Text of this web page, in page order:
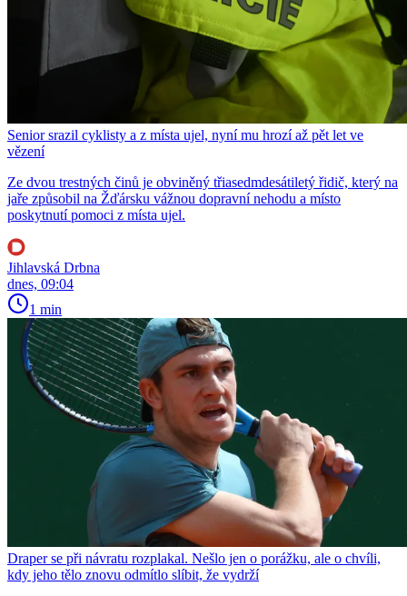
Senior srazil cyklisty a z místa ujel, nyní mu hrozí až pět let ve
vězení
Ze dvou trestných činů je obviněný třiasedmdesátiletý řidič, který na
jaře způsobil na Žďársku vážnou dopravní nehodu a místo
poskytnutí pomoci z místa ujel.
Jihlavská Drbna
dnes, 09:04
1 min
Draper se při návratu rozplakal. Nešlo jen o porážku, ale o chvíli,
kdy jeho tělo znovu odmítlo slíbit, že vydrží